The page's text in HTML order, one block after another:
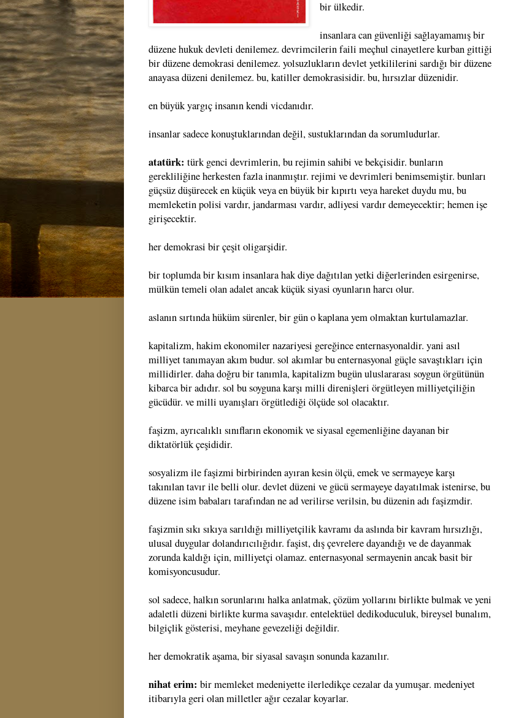
bir ülkedir.
insanlara can güvenliği sağlayamamış bir
düzene hukuk devleti denilemez. devrimcilerin faili meçhul cinayetlere kurban gittiği
bir düzene demokrasi denilemez. yolsuzlukların devlet yetkililerini sardığı bir düzene
anayasa düzeni denilemez. bu, katiller demokrasisidir. bu, hırsızlar düzenidir.
en büyük yargıç insanın kendi vicdanıdır.
insanlar sadece konuştuklarından değil, sustuklarından da sorumludurlar.
atatürk: türk genci devrimlerin, bu rejimin sahibi ve bekçisidir. bunların
gerekliliğine herkesten fazla inanmıştır. rejimi ve devrimleri benimsemiştir. bunları
güçsüz düşürecek en küçük veya en büyük bir kıpırtı veya hareket duydu mu, bu
memleketin polisi vardır, jandarması vardır, adliyesi vardır demeyecektir; hemen işe
girişecektir.
her demokrasi bir çeşit oligarşidir.
bir toplumda bir kısım insanlara hak diye dağıtılan yetki diğerlerinden esirgenirse,
mülkün temeli olan adalet ancak küçük siyasi oyunların harcı olur.
aslanın sırtında hüküm sürenler, bir gün o kaplana yem olmaktan kurtulamazlar.
kapitalizm, hakim ekonomiler nazariyesi gereğince enternasyonaldir. yani asıl
milliyet tanımayan akım budur. sol akımlar bu enternasyonal güçle savaştıkları için
millidirler. daha doğru bir tanımla, kapitalizm bugün uluslararası soygun örgütünün
kibarca bir adıdır. sol bu soyguna karşı milli direnişleri örgütleyen milliyetçiliğin
gücüdür. ve milli uyanışları örgütlediği ölçüde sol olacaktır.
faşizm, ayrıcalıklı sınıfların ekonomik ve siyasal egemenliğine dayanan bir
diktatörlük çeşididir.
sosyalizm ile faşizmi birbirinden ayıran kesin ölçü, emek ve sermayeye karşı
takınılan tavır ile belli olur. devlet düzeni ve gücü sermayeye dayatılmak istenirse, bu
düzene isim babaları tarafından ne ad verilirse verilsin, bu düzenin adı faşizmdir.
faşizmin sıkı sıkıya sarıldığı milliyetçilik kavramı da aslında bir kavram hırsızlığı,
ulusal duygular dolandırıcılığıdır. faşist, dış çevrelere dayandığı ve de dayanmak
zorunda kaldığı için, milliyetçi olamaz. enternasyonal sermayenin ancak basit bir
komisyoncusudur.
sol sadece, halkın sorunlarını halka anlatmak, çözüm yollarını birlikte bulmak ve yeni
adaletli düzeni birlikte kurma savaşıdır. entelektüel dedikoduculuk, bireysel bunalım,
bilgiçlik gösterisi, meyhane gevezeliği değildir.
her demokratik aşama, bir siyasal savaşın sonunda kazanılır.
nihat erim: bir memleket medeniyette ilerledikçe cezalar da yumuşar. medeniyet
itibarıyla geri olan milletler ağır cezalar koyarlar.